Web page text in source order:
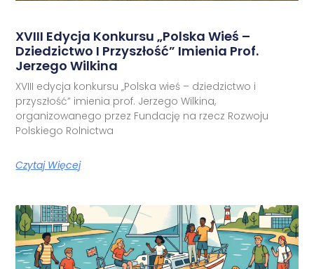
XVIII Edycja Konkursu „Polska Wieś –
Dziedzictwo I Przyszłość” Imienia Prof.
Jerzego Wilkina
XVIII edycja konkursu „Polska wieś – dziedzictwo i
przyszłość” imienia prof. Jerzego Wilkina,
organizowanego przez Fundację na rzecz Rozwoju
Polskiego Rolnictwa
Czytaj Więcej